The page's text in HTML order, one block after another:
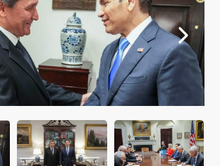
DIM
INVEST TO TURKMENISTAN!
ARAGATNAŞYK